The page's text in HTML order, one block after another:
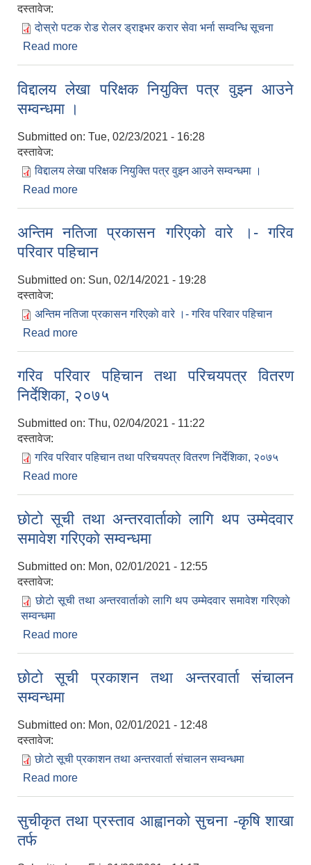
दस्तावेज:
दाेस्राे पटक राेड राेलर ड्राइभर करार सेवा भर्ना सम्वन्धि सूचना
Read more
विद्दालय लेखा परिक्षक नियुक्ति पत्र वुझ्न आउने
सम्वन्धमा ।
Submitted on: Tue, 02/23/2021 - 16:28
दस्तावेज:
विद्दालय लेखा परिक्षक नियुक्ति पत्र वुझ्न आउने सम्वन्धमा ।
Read more
अन्तिम नतिजा प्रकासन गरिएकाे वारे ।- गरिव
परिवार पहिचान
Submitted on: Sun, 02/14/2021 - 19:28
दस्तावेज:
अन्तिम नतिजा प्रकासन गरिएकाे वारे ।- गरिव परिवार पहिचान
Read more
गरिव परिवार पहिचान तथा परिचयपत्र वितरण
निर्देशिका, २०७५
Submitted on: Thu, 02/04/2021 - 11:22
दस्तावेज:
गरिव परिवार पहिचान तथा परिचयपत्र वितरण निर्देशिका, २०७५
Read more
छाेटाे सूची तथा अन्तरवार्ताकाे लागि थप उम्मेदवार
समावेश गरिएकाे सम्वन्धमा
Submitted on: Mon, 02/01/2021 - 12:55
दस्तावेज:
छाेटाे सूची तथा अन्तरवार्ताकाे लागि थप उम्मेदवार समावेश गरिएकाे
सम्वन्धमा
Read more
छाेटाे सूची प्रकाशन तथा अन्तरवार्ता स‌ंचालन
सम्वन्धमा
Submitted on: Mon, 02/01/2021 - 12:48
दस्तावेज:
छाेटाे सूची प्रकाशन तथा अन्तरवार्ता स‌ंचालन सम्वन्धमा
Read more
सुचीकृत तथा प्रस्ताव आह्वानकाे सुचना -कृषि शाखा
तर्फ